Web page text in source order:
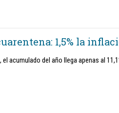
1,5% la
el acumulado del año llega apenas al